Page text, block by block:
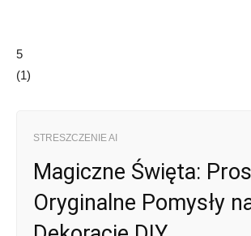
5
(1)
STRESZCZENIE AI
Magiczne Święta:
Oryginalne Pomysły